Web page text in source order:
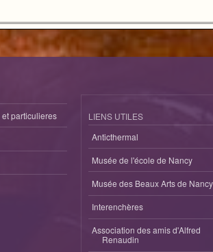
particulieres
LIENS UTILES
Anticthermal
Musée de l'école de Nancy
Musée des Beaux Arts de Nancy
Interenchères
Association des amis d'Alfred
Renaudin